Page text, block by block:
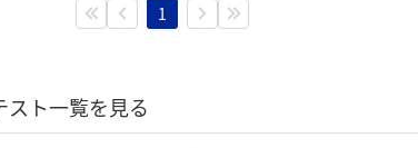
1
ト一覧を見る